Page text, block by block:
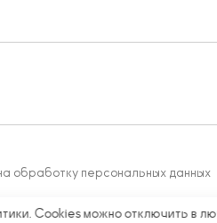
обработку персональных данных
Cookies можно отключить в